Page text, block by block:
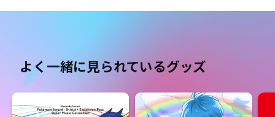
よく一緒に見られているグッズ